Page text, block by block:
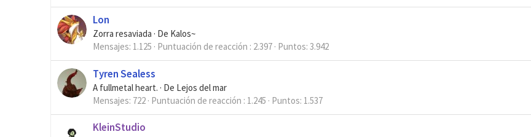
Lon
Zorra resaviada · De Kalos~
Mensajes 1.125 Puntuación de reacción 2.397 Puntos 3.942
Tyren Sealess
A fullmetal heart. · De Lejos del mar
Mensajes 722 Puntuación de reacción 1.245 Puntos 1.537
KleinStudio